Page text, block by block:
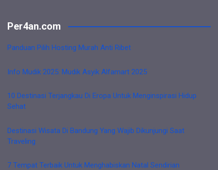
Per4an.com
Panduan Pilih Hosting Murah Anti Ribet
Info Mudik 2025: Mudik Asyik Alfamart 2025
10 Destinasi Terjangkau Di Eropa Untuk Menginspirasi Hidup
Sehat
Destinasi Wisata Di Bandung Yang Wajib Dikunjungi Saat
Traveling
7 Tempat Terbaik Untuk Menghabiskan Natal Sendirian